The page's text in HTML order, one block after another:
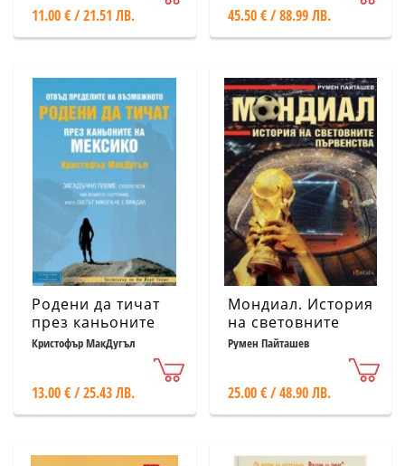
11.00 € / 21.51 ЛВ. 45.50 € / 88.99 ЛВ.
Родени да тичат
през каньоните
на Мексико
Кристофър МакДугъл
13.00 € / 25.43 ЛВ.
Мондиал. История
на световните
първенства
Румен Пайташев
25.00 € / 48.90 ЛВ.